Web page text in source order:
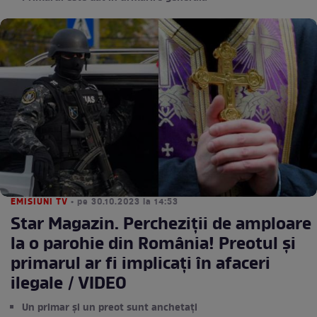
EMISIUNI TV • pe 30.10.2023 la 14:53
Star Magazin. Percheziții de amploare
la o parohie din România! Preotul și
primarul ar fi implicați în afaceri
ilegale / VIDEO
Un primar și un preot sunt anchetați